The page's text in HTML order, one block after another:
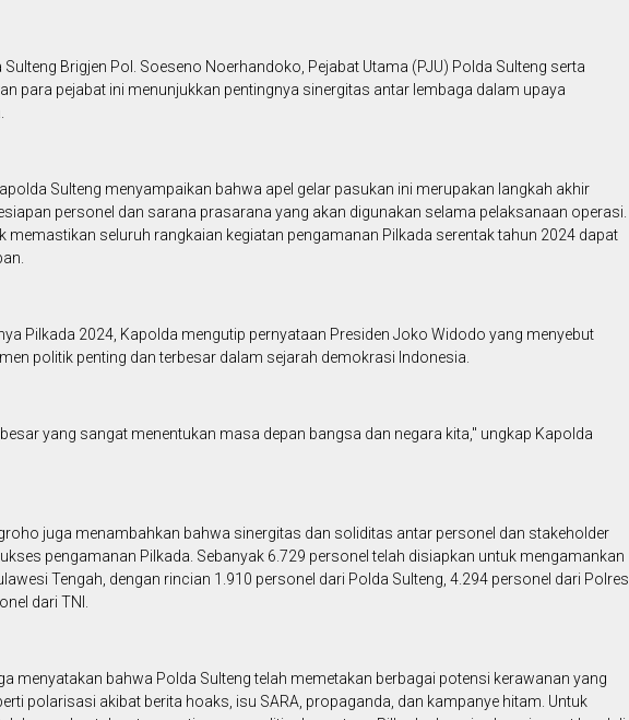
Sulteng Brigjen Pol. Soeseno Noerhandoko, Pejabat Utama (PJU) Polda Sulteng serta
para pejabat ini menunjukkan pentingnya sinergitas antar lembaga dalam upaya
Sulteng menyampaikan bahwa apel gelar pasukan ini merupakan langkah akhir
personel dan sarana prasarana yang akan digunakan selama pelaksanaan operasi.
memastikan seluruh rangkaian kegiatan pengamanan Pilkada serentak tahun 2024 dapat
Pilkada 2024, Kapolda mengutip pernyataan Presiden Joko Widodo yang menyebut
politik penting dan terbesar dalam sejarah demokrasi Indonesia.
yang sangat menentukan masa depan bangsa dan negara kita," ungkap Kapolda
juga menambahkan bahwa sinergitas dan soliditas antar personel dan stakeholder
pengamanan Pilkada. Sebanyak 6.729 personel telah disiapkan untuk mengamankan
Tengah, dengan rincian 1.910 personel dari Polda Sulteng, 4.294 personel dari Polres
dari TNI.
menyatakan bahwa Polda Sulteng telah memetakan berbagai potensi kerawanan yang
polarisasi akibat berita hoaks, isu SARA, propaganda, dan kampanye hitam. Untuk